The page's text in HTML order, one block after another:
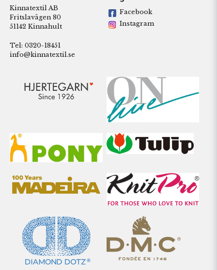
Kinnatextil AB
Fritslavägen 80
51142 Kinnahult
Tel: 0320-18451
info@kinnatextil.se
Facebook
Instagram